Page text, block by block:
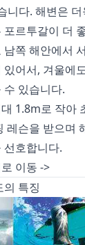
니다. 해변은
포르투갈이 더
쪽 해안에서
있어서, 겨울에
있습니다.
1.8m로 작아
레슨을 받으며
선호합니다.
이동 ->
특징